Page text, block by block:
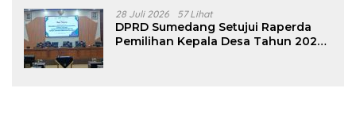
28 Juli 2026 57 Lihat
DPRD Sumedang Setujui Raperda
Pemilihan Kepala Desa Tahun 2026